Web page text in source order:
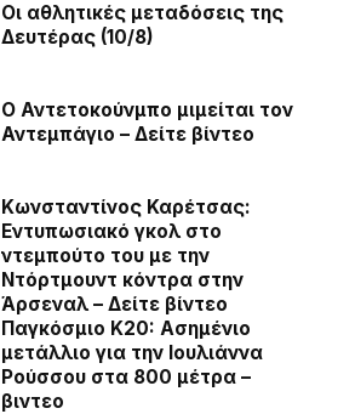
Οι αθλητικές μεταδόσεις της
Δευτέρας (10/8)
Ο Αντετοκούνμπο μιμείται τον
Αντεμπάγιο – Δείτε βίντεο
Κωνσταντίνος Καρέτσας:
Εντυπωσιακό γκολ στο
ντεμπούτο του με την
Ντόρτμουντ κόντρα στην
Άρσεναλ – Δείτε βίντεο
Παγκόσμιο Κ20: Ασημένιο
μετάλλιο για την Ιουλιάννα
Ρούσσου στα 800 μέτρα –
βιντεο